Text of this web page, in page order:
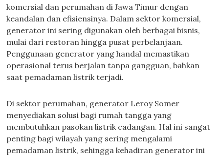
komersial dan perumahan di Jawa Timur dengan
keandalan dan efisiensinya. Dalam sektor komersial,
generator ini sering digunakan oleh berbagai bisnis,
mulai dari restoran hingga pusat perbelanjaan.
Penggunaan generator yang handal memastikan
operasional terus berjalan tanpa gangguan, bahkan
saat pemadaman listrik terjadi.
Di sektor perumahan, generator Leroy Somer
menyediakan solusi bagi rumah tangga yang
membutuhkan pasokan listrik cadangan. Hal ini sangat
penting bagi wilayah yang sering mengalami
pemadaman listrik, sehingga kehadiran generator ini